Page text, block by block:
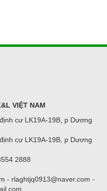
VIỆT NAM
cư LK19A-19B, p Dương
cư LK19A-19B, p Dương
2888
- rlaghtjq0913@naver.com -